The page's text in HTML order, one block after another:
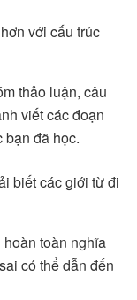
với cấu trúc
thảo luận, câu
viết các đoạn
bạn đã học.
biết các giới từ đi
toàn nghĩa
có thể dẫn đến